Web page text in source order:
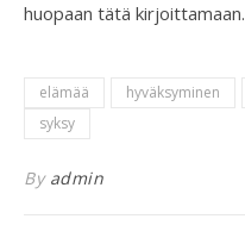
huopaan tätä kirjoittamaan.
elämää hyväksyminen
syksy
By admin